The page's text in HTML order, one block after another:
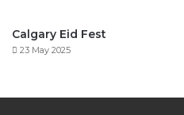
Calgary Eid Fest
23 May 2025